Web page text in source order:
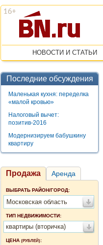
НОВОСТИ И СТАТЬИ
Последние обсуждения
Маленькая кухня: переделка
«малой кровью»
Налоговый вычет:
позитив-2016
Модернизируем бабушкину
квартиру
Продажа Аренда
ВЫБРАТЬ РАЙОН/ГОРОД:
Московская область
ТИП НЕДВИЖИМОСТИ:
квартиры (вторичка)
ЦЕНА (РУБЛЕЙ):